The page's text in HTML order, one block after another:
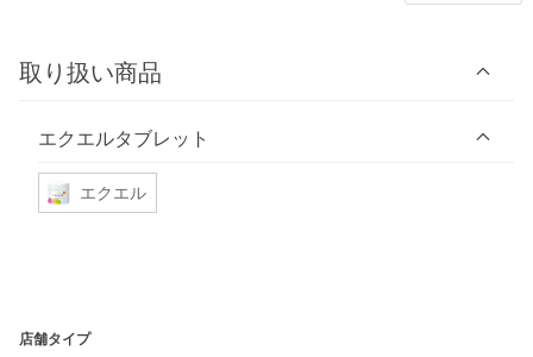
取り扱い商品
エクエルタブレット
エクエル
店舗タイプ